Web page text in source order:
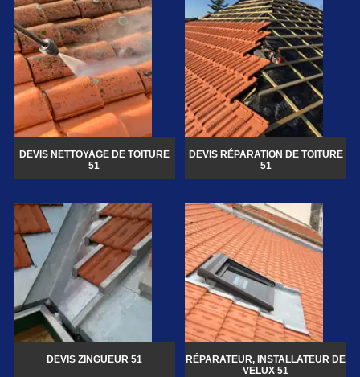
DEVIS NETTOYAGE DE TOITURE
51
DEVIS RÉPARATION DE TOITURE
51
DEVIS ZINGUEUR 51
RÉPARATEUR, INSTALLATEUR DE
VELUX 51